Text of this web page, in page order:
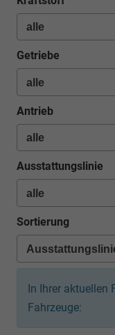
Getriebe
Antrieb
Ausstattungslinie
Sortierung
In Ihrer aktuellen
Fahrzeuge: